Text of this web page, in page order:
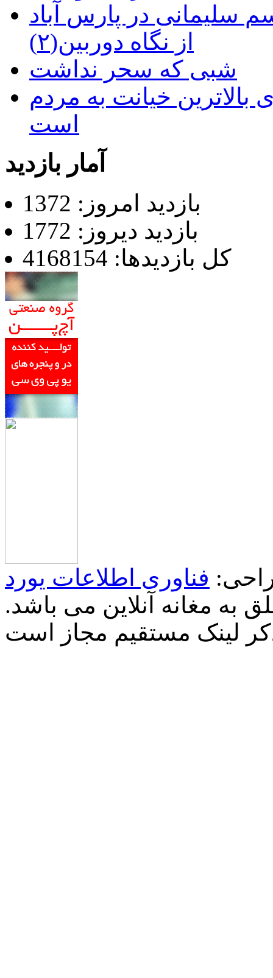
سلیمانی در پارس آباد
از نگاه دوربین(۲)
شبی که سحر نداشت
خیانت به مردم
است
آمار بازدید
بازدید امروز: 1372
بازدید دیروز: 1772
کل بازدیدها: 4168154
فناوری اطلاعات یورد
به مغانه آنلاین می باشد.